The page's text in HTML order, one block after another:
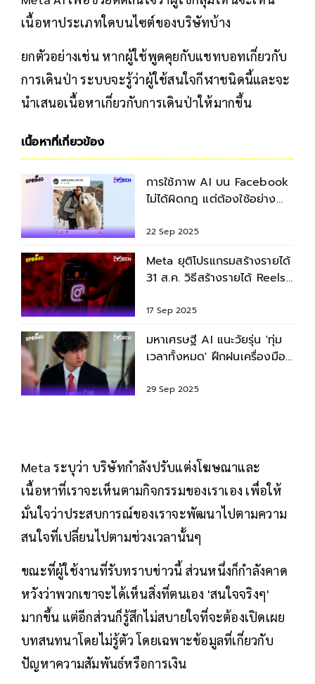
เนื้อหาประเภทใดบนไซต์ของบริษัทบ้าง
ยกตัวอย่างเช่น หากผู้ใช้พูดคุยกับแชทบอทเกี่ยวกับ
การเดินป่า ระบบจะรู้ว่าผู้ใช้สนใจกีฬาชนิดนี้และจะ
นำเสนอเนื้อหาเกี่ยวกับการเดินป่าให้มากขึ้น
เนื้อหาที่เกี่ยวข้อง
การใช้ภาพ AI บน Facebook
ไม่ได้ผิดกฎ แต่ต้องใช้อย่าง
22 Sep 2025
Meta ยุติโปรแกรมสร้างรายได้
31 ส.ค. วิธีสร้างรายได้ Reels
17 Sep 2025
มหาเศรษฐี AI แนะวัยรุ่น 'ทุ่ม
เวลาทั้งหมด' ฝึกฝนเครื่องมือ
29 Sep 2025
Meta ระบุว่า บริษัทกำลังปรับแต่งโฆษณาและ
เนื้อหาที่เราจะเห็นตามกิจกรรมของเราเอง เพื่อให้
มั่นใจว่าประสบการณ์ของเราจะพัฒนาไปตามความ
สนใจที่เปลี่ยนไปตามช่วงเวลานั้นๆ
ขณะที่ผู้ใช้งานที่รับทราบข่าวนี้ ส่วนหนึ่งก็กำลังคาด
หวังว่าพวกเขาจะได้เห็นสิ่งที่ตนเอง 'สนใจจริงๆ'
มากขึ้น แต่อีกส่วนก็รู้สึกไม่สบายใจที่จะต้องเปิดเผย
บทสนทนาโดยไม่รู้ตัว โดยเฉพาะข้อมูลที่เกี่ยวกับ
ปัญหาความสัมพันธ์หรือการเงิน